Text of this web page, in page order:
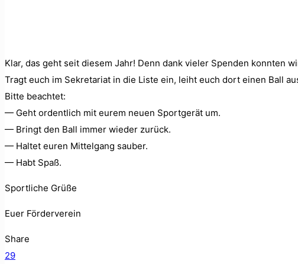
Klar, das geht seit diesem Jahr! Denn dank viel­er Spenden kon­nten
Tragt euch im Sekre­tari­at in die Liste ein, lei­ht euch dort einen Ball
Bitte beachtet:
— Geht ordentlich mit eurem neuen Sport­gerät um.
— Bringt den Ball immer wieder zurück.
— Hal­tet euren Mit­tel­gang sauber.
— Habt Spaß.
Sportliche Grüße
Euer Fördervere­in
Share
29